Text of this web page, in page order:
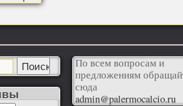
По всем вопросам и
предложениям
сюда
admin@palermocalcio.ru